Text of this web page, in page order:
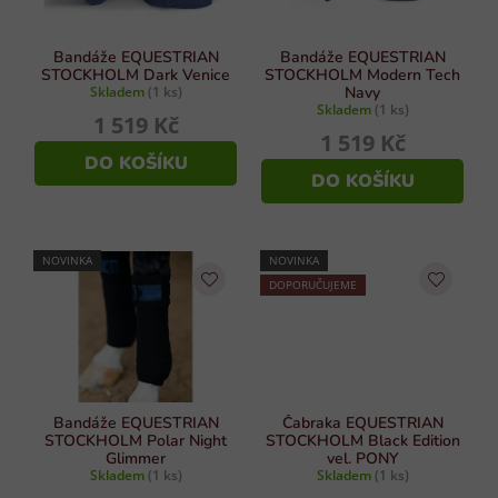
ů
Bandáže EQUESTRIAN
STOCKHOLM Dark Venice
Skladem (1 ks)
1 519 Kč
DO KOŠÍKU
Bandáže EQUESTRIAN
STOCKHOLM Modern Tech
Navy
Skladem (1 ks)
1 519 Kč
DO KOŠÍKU
NOVINKA
Bandáže EQUESTRIAN
STOCKHOLM Polar Night
Glimmer
Skladem (1 ks)
NOVINKA
DOPORUČUJEME
Čabraka EQUESTRIAN
STOCKHOLM Black Edition
vel. PONY
Skladem (1 ks)